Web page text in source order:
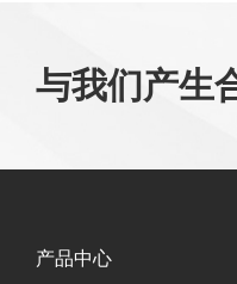
与我们产生
产品中心